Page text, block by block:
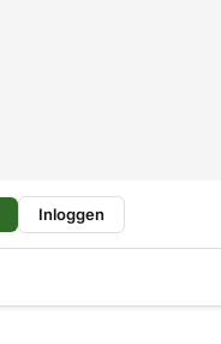
Inloggen